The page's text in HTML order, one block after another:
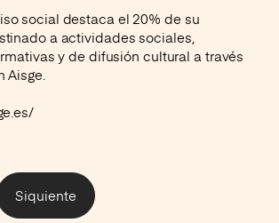
social destaca el 20% de su
a actividades sociales,
y de difusión cultural a través
Aisge.
Siquiente